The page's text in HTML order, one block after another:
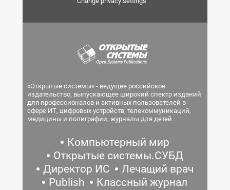
«Открытые системы» - ведущее российское
издательство, выпускающее широкий спектр изданий
для профессионалов и активных пользователей в
сфере ИТ, цифровых устройств, телекоммуникаций,
медицины и полиграфии, журналы для детей.
Компьютерный мир
Открытые системы.СУБД
Директор ИС
Лечащий врач
Publish
Классный журнал